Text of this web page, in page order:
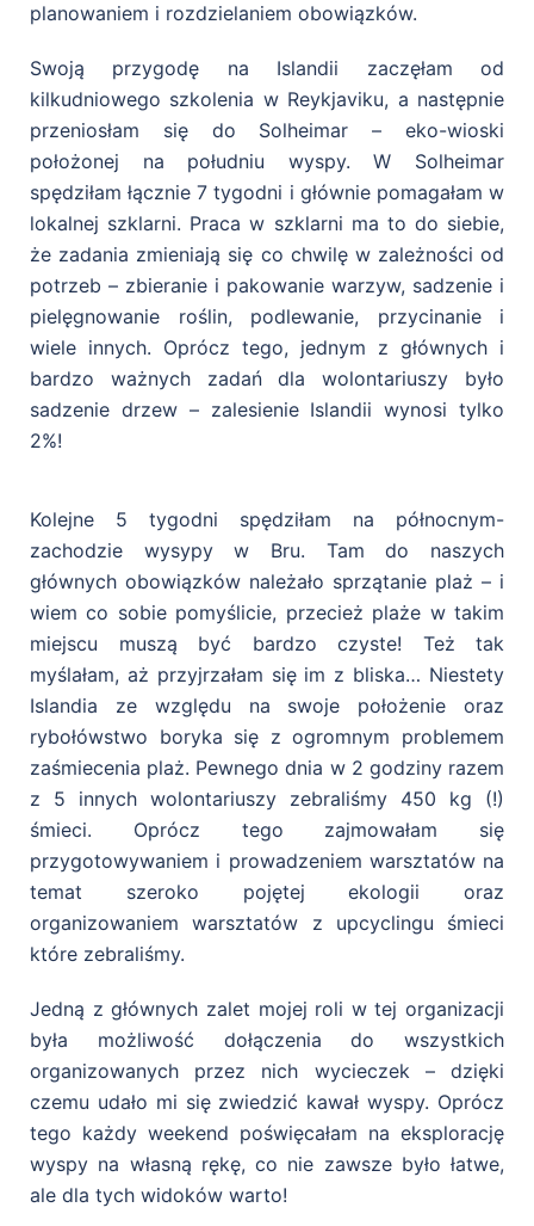
planowaniem i rozdzielaniem obowiązków.
Swoją przygodę na Islandii zaczęłam od
kilkudniowego szkolenia w Reykjaviku, a następnie
przeniosłam się do Solheimar – eko-wioski
położonej na południu wyspy. W Solheimar
spędziłam łącznie 7 tygodni i głównie pomagałam w
lokalnej szklarni. Praca w szklarni ma to do siebie,
że zadania zmieniają się co chwilę w zależności od
potrzeb – zbieranie i pakowanie warzyw, sadzenie i
pielęgnowanie roślin, podlewanie, przycinanie i
wiele innych. Oprócz tego, jednym z głównych i
bardzo ważnych zadań dla wolontariuszy było
sadzenie drzew – zalesienie Islandii wynosi tylko
2%!
Kolejne 5 tygodni spędziłam na północnym-
zachodzie wysypy w Bru. Tam do naszych
głównych obowiązków należało sprzątanie plaż – i
wiem co sobie pomyślicie, przecież plaże w takim
miejscu muszą być bardzo czyste! Też tak
myślałam, aż przyjrzałam się im z bliska… Niestety
Islandia ze względu na swoje położenie oraz
rybołówstwo boryka się z ogromnym problemem
zaśmiecenia plaż. Pewnego dnia w 2 godziny razem
z 5 innych wolontariuszy zebraliśmy 450 kg (!)
śmieci. Oprócz tego zajmowałam się
przygotowywaniem i prowadzeniem warsztatów na
temat szeroko pojętej ekologii oraz
organizowaniem warsztatów z upcyclingu śmieci
które zebraliśmy.
Jedną z głównych zalet mojej roli w tej organizacji
była możliwość dołączenia do wszystkich
organizowanych przez nich wycieczek – dzięki
czemu udało mi się zwiedzić kawał wyspy. Oprócz
tego każdy weekend poświęcałam na eksplorację
wyspy na własną rękę, co nie zawsze było łatwe,
ale dla tych widoków warto!